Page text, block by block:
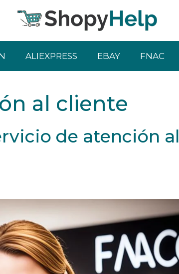
ALIEXPRESS EBAY FNAC
al cliente
de atención al